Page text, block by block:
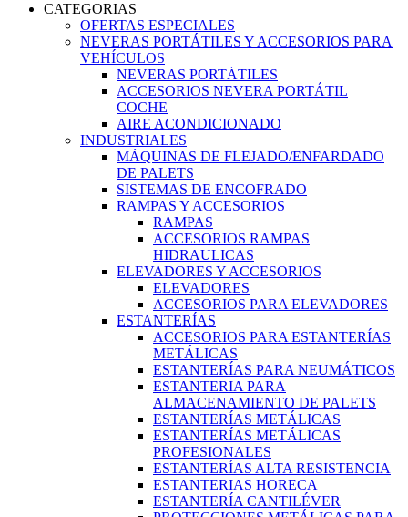
CATEGORIAS
OFERTAS ESPECIALES
NEVERAS PORTÁTILES Y ACCESORIOS PARA
VEHÍCULOS
NEVERAS PORTÁTILES
ACCESORIOS NEVERA PORTÁTIL
COCHE
AIRE ACONDICIONADO
INDUSTRIALES
MÁQUINAS DE FLEJADO/ENFARDADO
DE PALETS
SISTEMAS DE ENCOFRADO
RAMPAS Y ACCESORIOS
RAMPAS
ACCESORIOS RAMPAS
HIDRAULICAS
ELEVADORES Y ACCESORIOS
ELEVADORES
ACCESORIOS PARA ELEVADORES
ESTANTERÍAS
ACCESORIOS PARA ESTANTERÍAS
METÁLICAS
ESTANTERÍAS PARA NEUMÁTICOS
ESTANTERIA PARA
ALMACENAMIENTO DE PALETS
ESTANTERÍAS METÁLICAS
ESTANTERÍAS METÁLICAS
PROFESIONALES
ESTANTERÍAS ALTA RESISTENCIA
ESTANTERIAS HORECA
ESTANTERÍA CANTILÉVER